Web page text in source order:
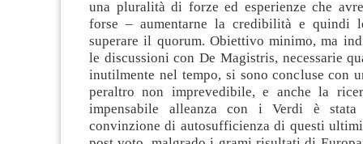
una pluralità di forze ed esperienze che
forse – aumentarne la credibilità e quindi
superare il quorum. Obiettivo minimo, ma
le discussioni con De Magistris, necessarie
inutilmente nel tempo, si sono concluse con
peraltro non imprevedibile, e anche la
impensabile alleanza con i Verdi è stata
convinzione di autosufficienza di questi